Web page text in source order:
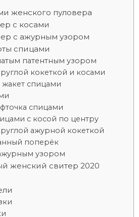
женского пуловера
с косами
с ажурным узором
спицами
патентным узором
кокеткой и косами
жакет спицами
спицами
с косой по центру
ажурной кокеткой
поперёк
узором
женский свитер 2020